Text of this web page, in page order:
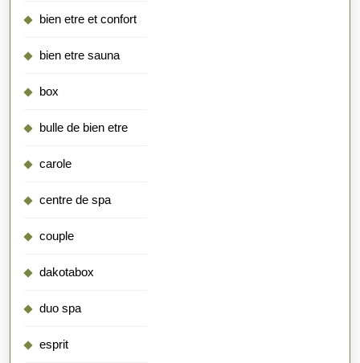
bien etre et confort
bien etre sauna
box
bulle de bien etre
carole
centre de spa
couple
dakotabox
duo spa
esprit